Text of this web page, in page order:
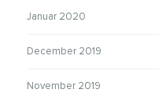
Januar 2020
December 2019
November 2019